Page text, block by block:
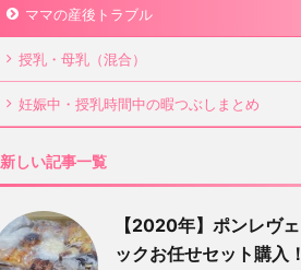
ママの産後トラブル
授乳・母乳（混合）
妊娠中・授乳時間中の暇つぶしまとめ
新しい記事一覧
【2020年】ポンレヴェ
ックお任せセット購入！